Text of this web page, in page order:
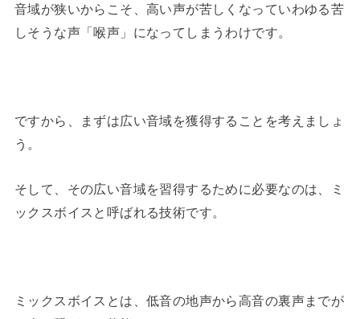
音域が狭いからこそ、高い声が苦しくなっていわゆる苦
しそうな声「喉声」になってしまうわけです。
ですから、まずは広い音域を獲得することを考えましょ
う。
そして、その広い音域を習得するために必要なのは、ミ
ックスボイスと呼ばれる技術です。
ミックスボイスとは、低音の地声から高音の裏声までが